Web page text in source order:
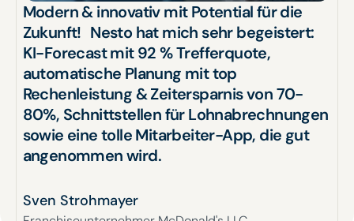
Modern & innovativ mit Potential für die
Zukunft! Nesto hat mich sehr begeistert:
KI-Forecast mit 92 % Trefferquote,
automatische Planung mit top
Rechenleistung & Zeitersparnis von 70-
80%, Schnittstellen für Lohnabrechnungen
sowie eine tolle Mitarbeiter-App, die gut
angenommen wird.
Sven Strohmayer